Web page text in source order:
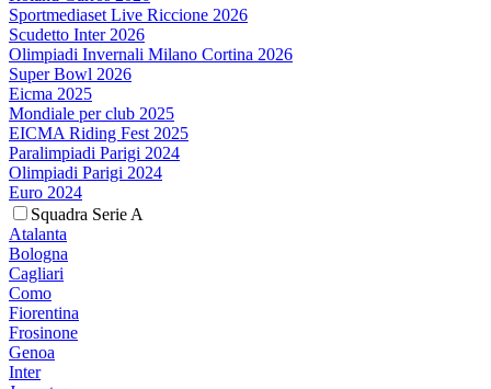
Sportmediaset Live Riccione 2026
Scudetto Inter 2026
Olimpiadi Invernali Milano Cortina 2026
Super Bowl 2026
Eicma 2025
Mondiale per club 2025
EICMA Riding Fest 2025
Paralimpiadi Parigi 2024
Olimpiadi Parigi 2024
Euro 2024
Squadra Serie A
Atalanta
Bologna
Cagliari
Como
Fiorentina
Frosinone
Genoa
Inter